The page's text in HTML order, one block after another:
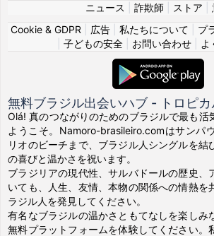
ニュース 詐欺師 ストア
Cookie & GDPR
広告 私たちについて プ
子どもの安全| お問い合わせ| よ
無料ブラジル出会いハブ - トロピカ
Olá! 真のつながりのためのブラジルで最も活
ようこそ。Namoro-brasileiro.comはサンパ
リオのビーチまで、ブラジル人シングルを結
の喜びと温かさを祝います。
ブラジリアの現代性、サルバドールの歴史、
いても、人生、友情、本物の関係への情熱を
ラジル人を発見してください。
有名なブラジルの温かさともてなしを楽しみ
無料プラットフォームを体験してください。